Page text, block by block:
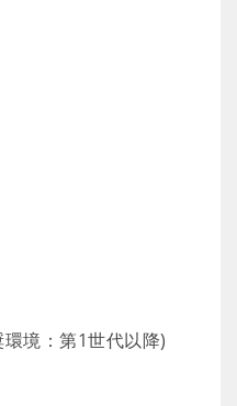
境：第1世代以降)